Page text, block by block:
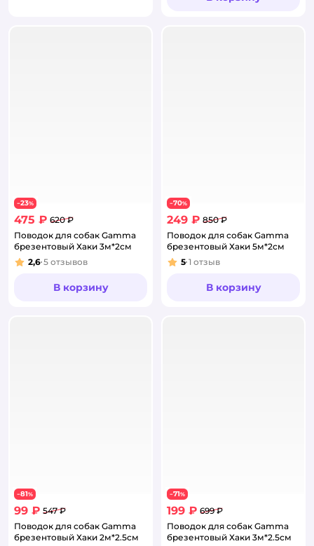
−23%
475 ₽ 620 ₽
Поводок для собак Gamma
брезентовый Хаки 3м*2см
Рейтинг:
2,6 5 отзывов
В корзину
−70%
249 ₽ 850 ₽
Поводок для собак Gamma
брезентовый Хаки 5м*2см
Рейтинг:
5 1 отзыв
В корзину
−81%
99 ₽ 547 ₽
Поводок для собак Gamma
брезентовый Хаки 2м*2.5см
−71%
199 ₽ 699 ₽
Поводок для собак Gamma
брезентовый Хаки 3м*2.5см